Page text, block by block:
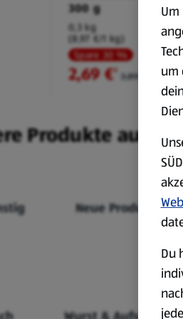
300 g
0,3 kg
(8,97 €/1 kg)
Spare 30 %
2,69 €² 3,89 €
Produkte aus
Neue Produkte
um
Du